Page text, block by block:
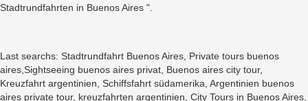
Stadtrundfahrten in Buenos Aires ".
Last searchs: Stadtrundfahrt Buenos Aires, Private tours buenos
aires,Sightseeing buenos aires privat, Buenos aires city tour,
Kreuzfahrt argentinien, Schiffsfahrt südamerika, Argentinien buenos
aires private tour, kreuzfahrten argentinien, City Tours in Buenos Aires,